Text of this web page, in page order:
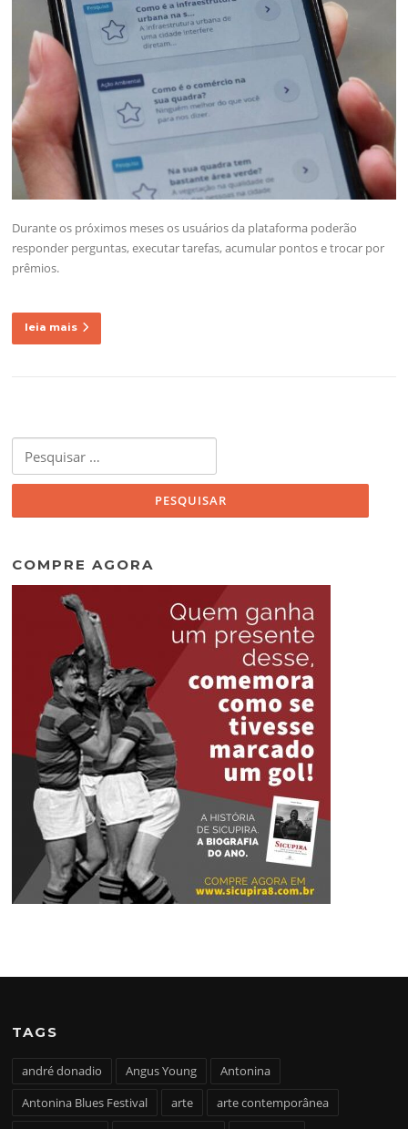
Durante os próximos meses os usuários da plataforma poderão
responder perguntas, executar tarefas, acumular pontos e trocar por
prêmios.
leia mais
por:
COMPRE AGORA
TAGS
andré donadio Angus Young
Antonina
Antonina Blues Festival
arte
arte contemporânea